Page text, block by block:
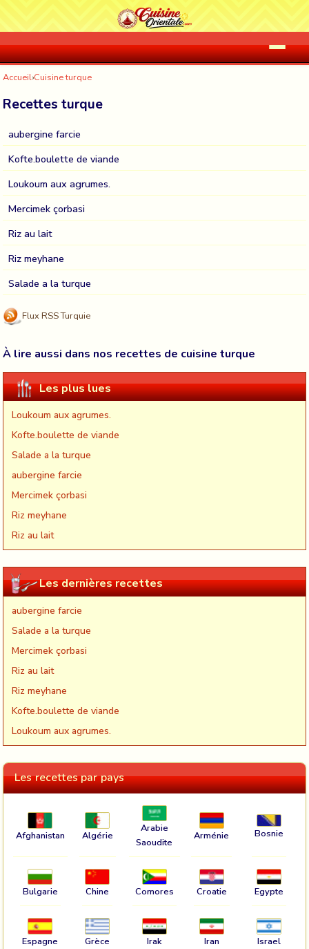
Accueil›Cuisine turque
Recettes turque
aubergine farcie
Kofte.boulette de viande
Loukoum aux agrumes.
Mercimek çorbasi
Riz au lait
Riz meyhane
Salade a la turque
Flux RSS Turquie
À lire aussi dans nos recettes de cuisine turque
Les plus lues
Loukoum aux agrumes.
Kofte.boulette de viande
Salade a la turque
aubergine farcie
Mercimek çorbasi
Riz meyhane
Riz au lait
Les dernières recettes
aubergine farcie
Salade a la turque
Mercimek çorbasi
Riz au lait
Riz meyhane
Kofte.boulette de viande
Loukoum aux agrumes.
Les recettes par pays
Afghanistan Algérie
Arabie
Saoudite
Arménie Bosnie
Bulgarie Chine Comores Croatie Egypte
Espagne Grèce Irak Iran Israel